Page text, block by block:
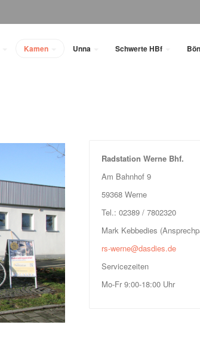
Kamen Unna Schwerte HBf
Radstation Werne Bhf.
Am Bahnhof 9
59368 Werne
Tel.: 02389 / 7802320
Mark Kebbedies
rs-werne@dasdies.de
Servicezeiten
Mo-Fr 9:00-18:00 Uhr